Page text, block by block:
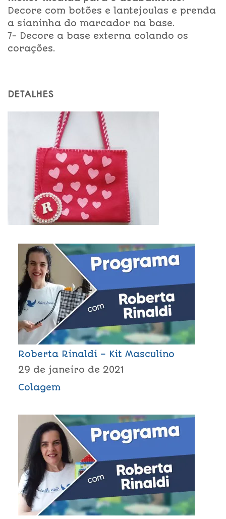
Decore com botões e lantejoulas e prenda
a sianinha do marcador na base.
7- Decore a base externa colando os
corações.
DETALHES
Roberta Rinaldi – Kit Masculino
29 de janeiro de 2021
Colagem